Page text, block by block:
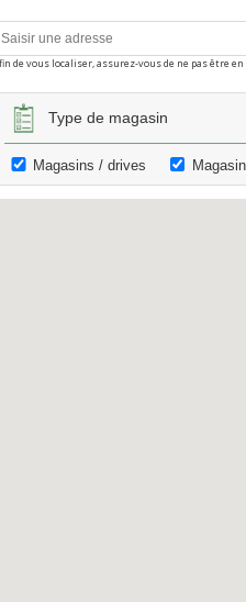
de vous localiser, assurez-vous de ne pas être
Type de magasin
Magasins / drives